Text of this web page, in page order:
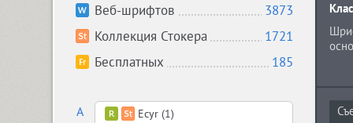
Веб-шрифтов
3873
Коллекция Стокера
1721
Бесплатных
185
A
Ecyr (1)